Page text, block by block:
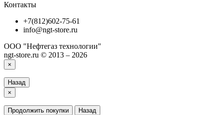
Контакты
+7(812)602-75-61
info@ngt-store.ru
ООО "Нефтегаз технологии"
ngt-store.ru © 2013 – 2026
×
Назад
×
Продолжить покупки
Назад